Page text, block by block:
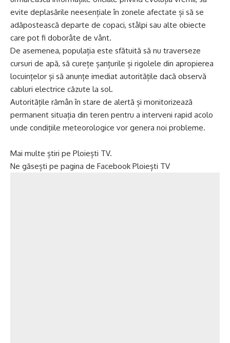
evite deplasările neesențiale în zonele afectate și să se
adăpostească departe de copaci, stâlpi sau alte obiecte
care pot fi doborâte de vânt.
De asemenea, populația este sfătuită să nu traverseze
cursuri de apă, să curețe șanțurile și rigolele din apropierea
locuințelor și să anunțe imediat autoritățile dacă observă
cabluri electrice căzute la sol.
Autoritățile rămân în stare de alertă și monitorizează
permanent situația din teren pentru a interveni rapid acolo
unde condițiile meteorologice vor genera noi probleme.
Mai multe știri pe Ploiești TV.
Ne găsești pe pagina de Facebook Ploiești TV